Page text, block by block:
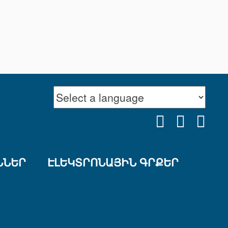
FACEBOOK
ԷԼԵԿՏՐՈՆԱՅԻՆ ԳՐՔԵՐ